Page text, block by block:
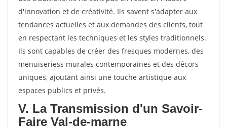
d'innovation et de créativité. Ils savent s'adapter aux
tendances actuelles et aux demandes des clients, tout
en respectant les techniques et les styles traditionnels.
Ils sont capables de créer des fresques modernes, des
menuiseriess murales contemporaines et des décors
uniques, ajoutant ainsi une touche artistique aux
espaces publics et privés.
V. La Transmission d'un Savoir-
Faire Val-de-marne